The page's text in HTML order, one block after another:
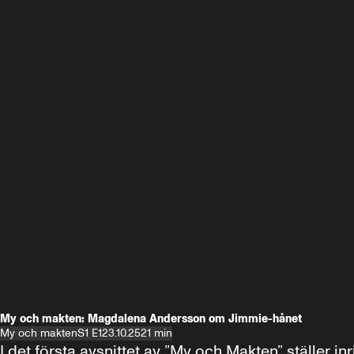
My och makten: Magdalena Andersson om Jimmie-hånet
My och maktenS1 E123.10.2521 min